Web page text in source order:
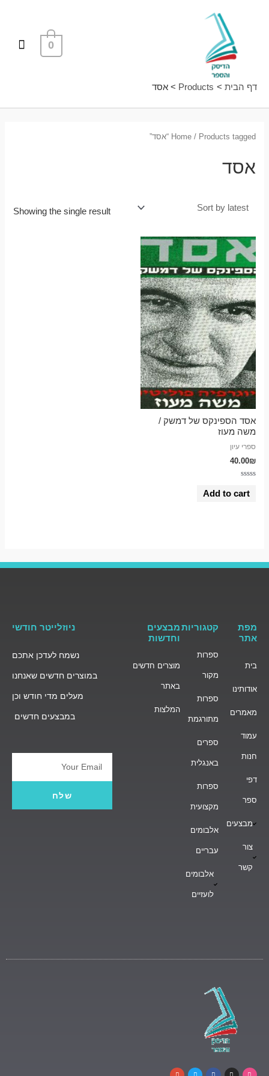
ראשי
0
דף הבית Products אסד
Home/ Products tagged “אסד”
אסד
Showing the single result
אסד הספינקס של דמשק /
משה מעוז
ספרי עיון
40.00₪
out
Add to cart
מפת
אתר
בית
אודותינו
מאמרים
עמוד
חנות
דפי
ספר
מבצעים
צור
קשר
קטגוריות
ספרות
מקור
ספרות
מתורגמת
ספרים
באנגלית
ספרות
מקצועית
אלבומים
עבריים
אלבומים
לועזיים
מבצעים
וחדשות
מוצרים חדשים
באתר
המלצות
ניוזלייטר חודשי
נשמח לעדכן אתכם
במוצרים חדשים שאנחנו
מעלים מדי חודש וכן
במבצעים חדשים
Email
שלח
D
I
F
T
G